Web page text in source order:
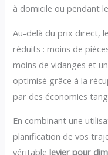
à domicile ou pendant
Au-delà du prix direct,
réduits : moins de
moins de vidanges et
optimisé grâce à la
par des économies
En combinant une
planification de vos
véritablelevier pour